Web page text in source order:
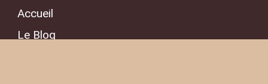
Accueil
Le Blog